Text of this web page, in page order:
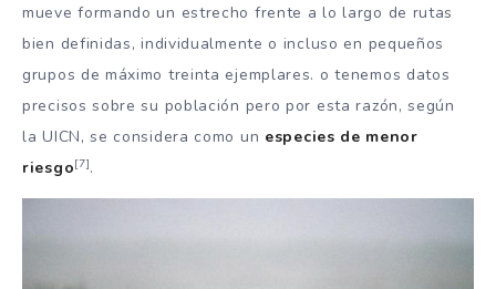
mueve formando un estrecho frente a lo largo de rutas
bien definidas, individualmente o incluso en pequeños
grupos de máximo treinta ejemplares. o tenemos datos
precisos sobre su población pero por esta razón, según
la UICN, se considera como un especies de menor
riesgo[7].